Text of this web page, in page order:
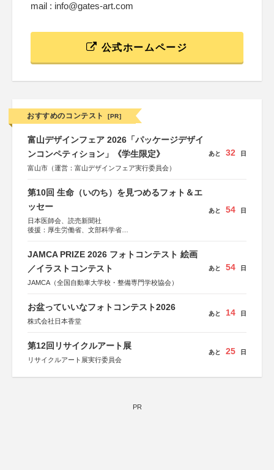
mail : info@gates-art.com
公式ホームページ
おすすめのコンテスト [PR]
富山デザインフェア 2026「パッケージデザイ
ンコンペティション」《学生限定》
富山市（運営：富山デザインフェア実行委員会）
あと 32 日
第10回 生命（いのち）を見つめるフォト＆エ
ッセー
日本医師会、読売新聞社
後援：厚生労働省、文部科学省
あと 54 日
JAMCA PRIZE 2026 フォトコンテスト 絵画
／イラストコンテスト
JAMCA（全国自動車大学校・整備専門学校協会）
あと 54 日
お盆っていいなフォトコンテスト2026
株式会社日本香堂
あと 14 日
第12回リサイクルアート展
リサイクルアート展実行委員会
あと 25 日
PR